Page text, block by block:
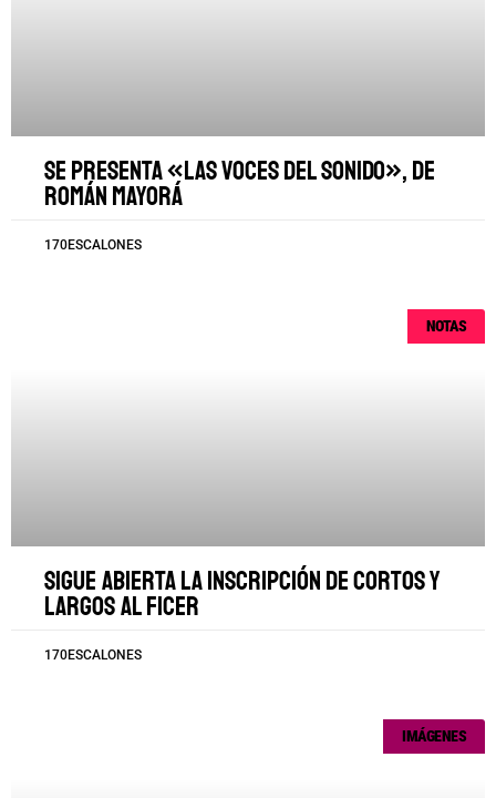
Se presenta «Las voces del sonido», de
Román Mayorá
170ESCALONES
NOTAS
Sigue abierta la inscripción de cortos y
largos al FICER
170ESCALONES
IMÁGENES